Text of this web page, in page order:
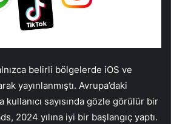
belirli bölgelerde iOS ve
yayınlanmıştı. Avrupa’daki
kullanıcı sayısında gözle görülür bir
2024 yılına iyi bir başlangıç ​​yaptı.